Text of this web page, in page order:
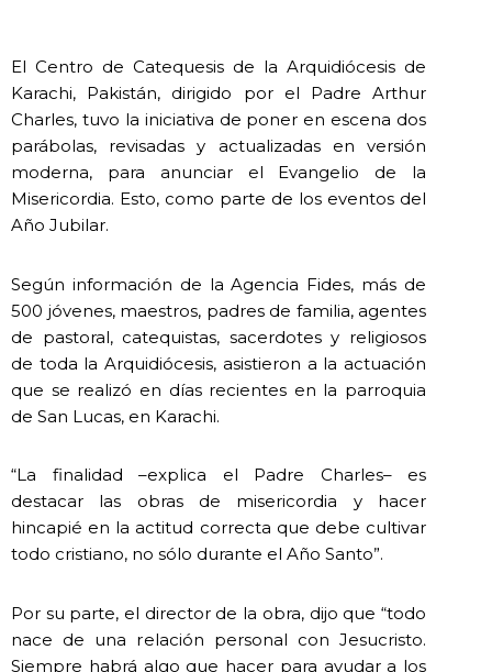
El Centro de Catequesis de la Arquidiócesis de
Karachi, Pakistán, dirigido por el Padre Arthur
Charles, tuvo la iniciativa de poner en escena dos
parábolas, revisadas y actualizadas en versión
moderna, para anunciar el Evangelio de la
Misericordia. Esto, como parte de los eventos del
Año Jubilar.
Según información de la Agencia Fides, más de
500 jóvenes, maestros, padres de familia, agentes
de pastoral, catequistas, sacerdotes y religiosos
de toda la Arquidiócesis, asistieron a la actuación
que se realizó en días recientes en la parroquia
de San Lucas, en Karachi.
“La finalidad –explica el Padre Charles– es
destacar las obras de misericordia y hacer
hincapié en la actitud correcta que debe cultivar
todo cristiano, no sólo durante el Año Santo”.
Por su parte, el director de la obra, dijo que “todo
nace de una relación personal con Jesucristo.
Siempre habrá algo que hacer para ayudar a los